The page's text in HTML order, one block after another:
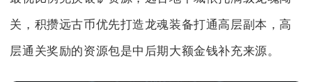
关，积攒远古币优先打造龙魂装备打通高层副本，高
层通关奖励的资源包是中后期大额金钱补充来源。